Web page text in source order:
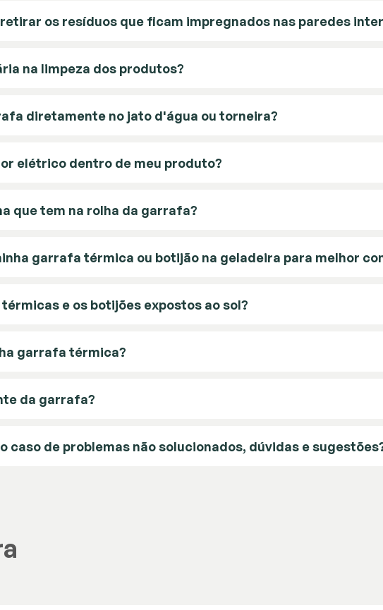
os resíduos que ficam impregnados nas paredes
na limpeza dos produtos?
diretamente no jato d'água ou torneira?
elétrico dentro de meu produto?
que tem na rolha da garrafa?
garrafa térmica ou botijão na geladeira para melhor
e os botijões expostos ao sol?
garrafa térmica?
da garrafa?
caso de problemas não solucionados, dúvidas e